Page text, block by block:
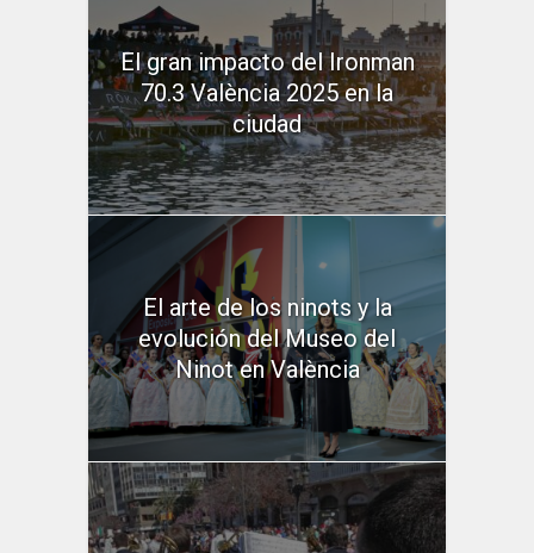
El gran impacto del Ironman
70.3 València 2025 en la
ciudad
El arte de los ninots y la
evolución del Museo del
Ninot en València